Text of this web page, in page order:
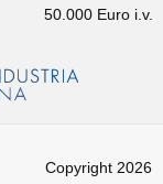
50.000 Euro i.v.
Copyright 2026